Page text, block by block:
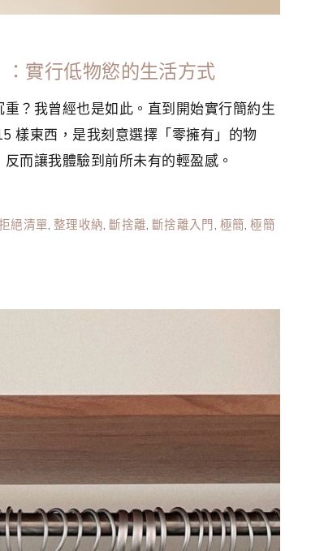
：實行低物慾的生活方式
？我曾經也是如此。直到開始實行簡約生
樣東西，是我刻意選擇「零擁有」的物
而讓我體驗到前所未有的輕盈感。
絕清單, 整理收納, 斷捨離, 斷捨離入門, 極簡,極簡